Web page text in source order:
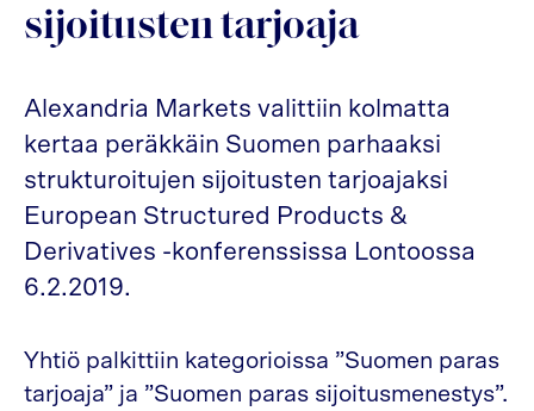
sijoitusten tarjoaja
Alexandria Markets valittiin kolmatta
kertaa peräkkäin Suomen parhaaksi
strukturoitujen sijoitusten tarjoajaksi
European Structured Products &
Derivatives -konferenssissa Lontoossa
6.2.2019.
Yhtiö palkittiin kategorioissa ”Suomen paras
tarjoaja” ja ”Suomen paras sijoitusmenestys”.